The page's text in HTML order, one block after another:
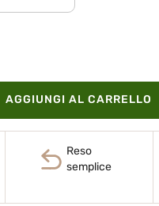
AGGIUNGI AL CARRELLO
Reso
semplice